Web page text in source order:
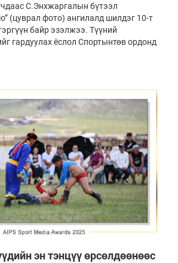
С.Энхжаргалын бүтээл
(цуврал фото) ангилалд шилдэг 10-т
байр эзэлжээ. Түүний
гардуулах ёс­лол Спортынтөв ордонд
эн тэнцүү өрсөлдөөнөөс